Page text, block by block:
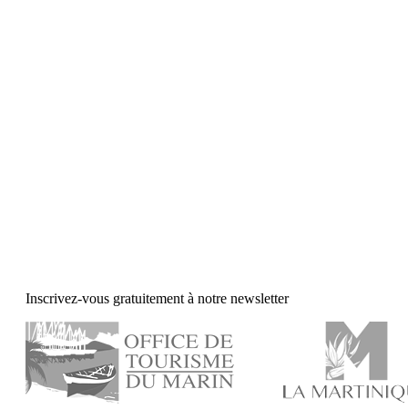
Inscrivez-vous gratuitement à notre newsletter